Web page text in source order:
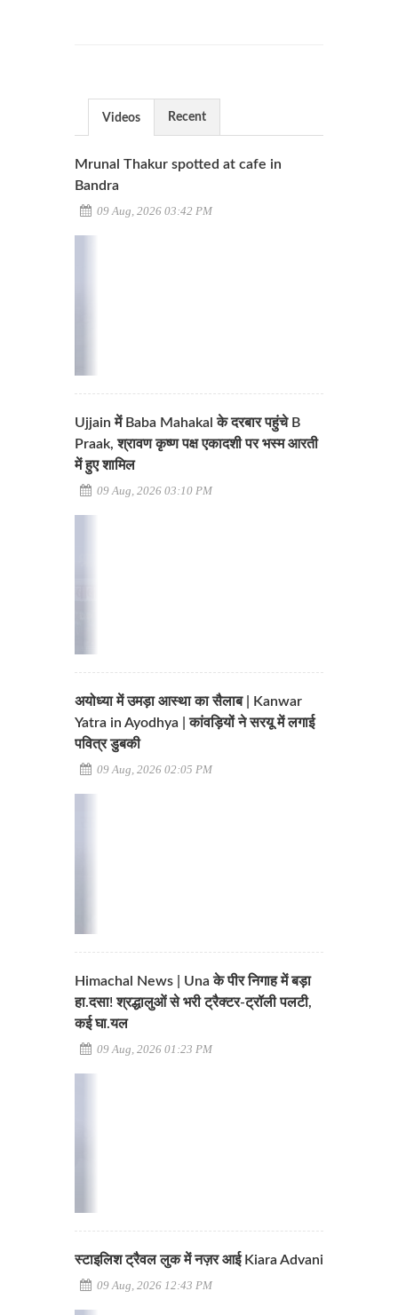
Videos Recent
Mrunal Thakur spotted at cafe in
Bandra
09 Aug, 2026 03:42 PM
Ujjain में Baba Mahakal के दरबार पहुंचे B
Praak, श्रावण कृष्ण पक्ष एकादशी पर भस्म आरती
में हुए शामिल
09 Aug, 2026 03:10 PM
अयोध्या में उमड़ा आस्था का सैलाब | Kanwar
Yatra in Ayodhya | कांवड़ियों ने सरयू में लगाई
पवित्र डुबकी
09 Aug, 2026 02:05 PM
Himachal News | Una के पीर निगाह में बड़ा
हा.दसा! श्रद्धालुओं से भरी ट्रैक्टर-ट्रॉली पलटी,
कई घा.यल
09 Aug, 2026 01:23 PM
स्टाइलिश ट्रैवल लुक में नज़र आई Kiara Advani
09 Aug, 2026 12:43 PM